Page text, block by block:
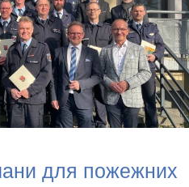
для пожежних